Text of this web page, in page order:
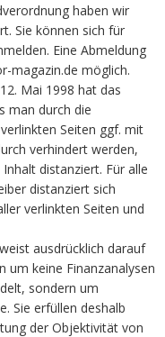
haben wir
Sie können sich für
Eine Abmeldung
magazin.de möglich.
Mai 1998 hat das
man durch die
Seiten ggf. mit
verhindert werden,
distanziert. Für alle
distanziert sich
verlinkten Seiten und
ausdrücklich darauf
um keine Finanzanalysen
sondern um
Sie erfüllen deshalb
der Objektivität von